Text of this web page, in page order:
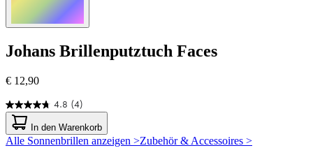
Johans Brillenputztuch Faces
€ 12,90
4.8 (4)
4.8
von
5
Sternen.
In den Warenkorb
Alle Sonnenbrillen anzeigen >Zubehör & Accessoires >